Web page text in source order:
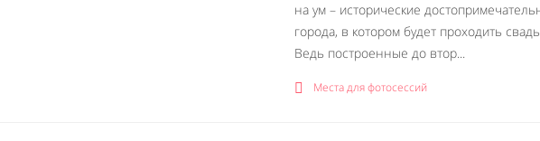
на ум – исторические
города, в котором будет проходить
Ведь построенные до втор...
Места для фотосессий